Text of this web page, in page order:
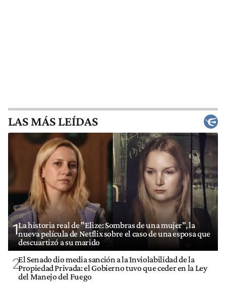
LAS MÁS LEÍDAS
1La historia real de "Elize: Sombras de una mujer", la
nueva película de Netflix sobre el caso de una esposa que
descuartizó a su marido
2El Senado dio media sanción a la Inviolabilidad de la
Propiedad Privada: el Gobierno tuvo que ceder en la Ley
del Manejo del Fuego